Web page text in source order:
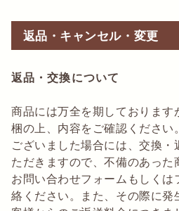
返品・キャンセル・変更
返品・交換について
商品には万全を期しております
梱の上、内容をご確認ください
ございました場合には、交換・
ただきますので、不備のあっ
お問い合わせフォームもしくは
絡ください。また、その際に発